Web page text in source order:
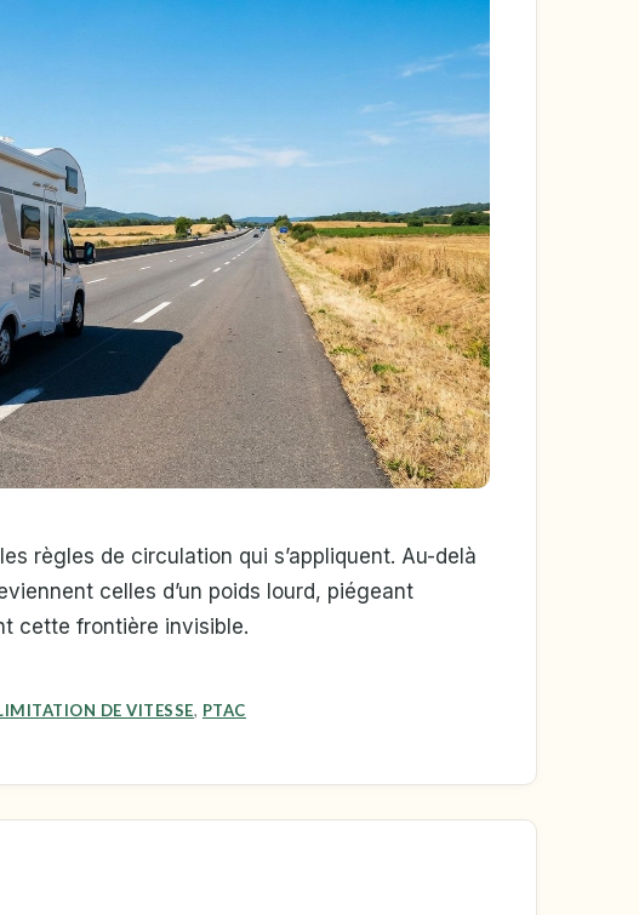
règles de circulation qui s’appliquent. Au-delà
celles d’un poids lourd, piégeant
cette frontière invisible.
DE VITESSE, PTAC